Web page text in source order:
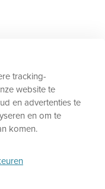
tracking-
website te
en advertenties te
en om te
komen.